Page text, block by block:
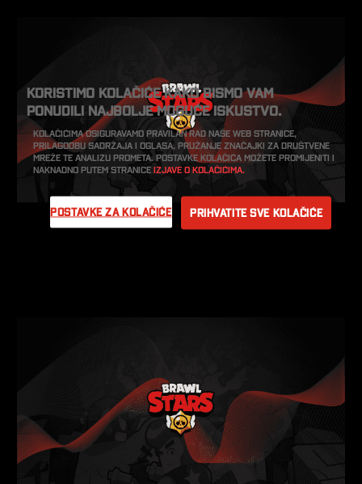
Koristimo kolačiće kako bismo vam
ponudili najbolje moguće iskustvo.
Kolačićima osiguravamo pravilan rad naše web stranice,
prilagodbu sadržaja i oglasa, pružanje značajki za društvene
mreže te analizu prometa. Postavke kolačića možete promijeniti i
naknadno putem straniceIzjave o kolačićima.
Postavke za kolačiće Prihvatite sve kolačiće